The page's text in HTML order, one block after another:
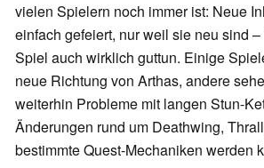
vielen Spielern noch immer ist: Neue
einfach gefeiert, nur weil sie neu sind
Spiel auch wirklich guttun. Einige
neue Richtung von Arthas, andere
weiterhin Probleme mit langen Stun-
Änderungen rund um Deathwing,
bestimmte Quest-Mechaniken werden